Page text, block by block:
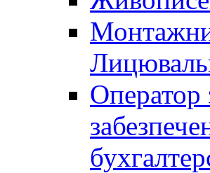
Оператор